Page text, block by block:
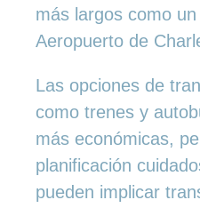
más largos como un
Aeropuerto de
Las opciones de
como trenes y
más económicas,
planificación
pueden implicar